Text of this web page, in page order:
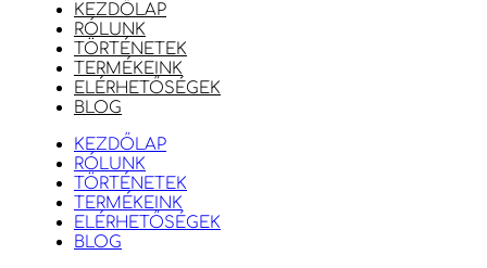
KEZDŐLAP
RÓLUNK
TÖRTÉNETEK
TERMÉKEINK
ELÉRHETŐSÉGEK
BLOG
KEZDŐLAP
RÓLUNK
TÖRTÉNETEK
TERMÉKEINK
ELÉRHETŐSÉGEK
BLOG